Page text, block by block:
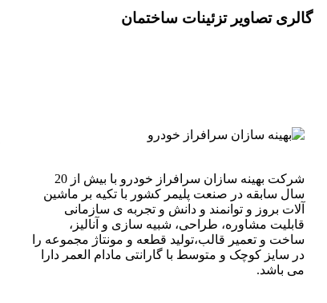
گالری تصاویر تزئینات ساختمان​
شرکت بهینه سازان سرافراز خودرو با بیش از 20
سال سابقه در صنعت پلیمر کشور با تکیه بر ماشین
آلات بروز و توانمند و دانش و تجربه ی سازمانی
قابلیت مشاوره، طراحی، شبیه سازی و آنالیز،
ساخت و تعمیر قالب،تولید قطعه و مونتاژ مجموعه را
در سایز کوچک و متوسط با گارانتی مادام العمر دارا
می باشد.